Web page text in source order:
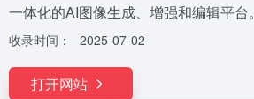
一体化的AI图像生成、增强和编辑平台。
收录时间： 2025-07-02
打开网站